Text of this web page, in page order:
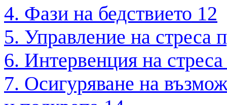
4. Фази на бедствието 12
5. Управление на стреса
6. Интервенция на
7. Осигуряване на